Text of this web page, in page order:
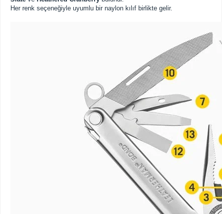
Her renk seçeneğiyle uyumlu bir naylon kılıf birlikte gelir.